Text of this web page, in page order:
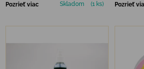
Pozrieť viac Skladom (1 ks) Pozrieť